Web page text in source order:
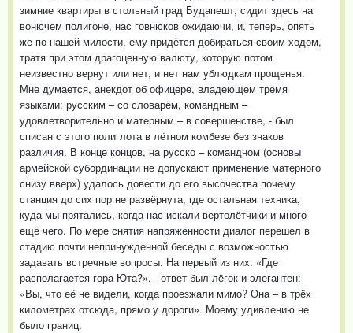
зимние квартиры в стольный град Будапешт, сидит здесь на
вонючем полигоне, нас говнюков ожидаючи, и, теперь, опять
же по нашей милости, ему придётся добираться своим ходом,
тратя при этом драгоценную валюту, которую потом
неизвестно вернут или нет, и нет нам ублюдкам прощенья.
Мне думается, анекдот об офицере, владеющем тремя
языками: русским – со словарём, командным –
удовлетворительно и матерным – в совершенстве, - был
списан с этого полиглота в лётном комбезе без знаков
различия. В конце концов, на русско – командном (основы
армейской субординации не допускают применение матерного
снизу вверх) удалось довести до его высочества почему
станция до сих пор не развёрнута, где остальная техника,
куда мы прятались, когда нас искали вертолётчики и много
ещё чего. По мере снятия напряжённости диалог перешел в
стадию почти непринужденной беседы с возможностью
задавать встречные вопросы. На первый из них: «Где
располагается гора Юта?», - ответ был лёгок и элегантен:
«Вы, что её не видели, когда проезжали мимо? Она – в трёх
километрах отсюда, прямо у дороги». Моему удивлению не
было границ.